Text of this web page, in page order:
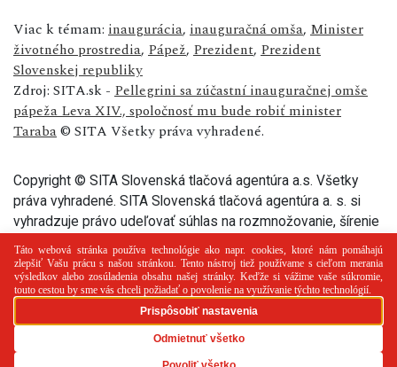
Viac k témam: inaugurácia, inauguračná omša, Minister
životného prostredia, Pápež, Prezident, Prezident
Slovenskej republiky
Zdroj: SITA.sk - Pellegrini sa zúčastní inauguračnej omše
pápeža Leva XIV., spoločnosť mu bude robiť minister
Taraba© SITA Všetky práva vyhradené.
Copyright © SITA Slovenská tlačová agentúra a.s. Všetky
práva vyhradené. SITA Slovenská tlačová agentúra a. s. si
vyhradzuje právo udeľovať súhlas na rozmnožovanie, šírenie
PR článok